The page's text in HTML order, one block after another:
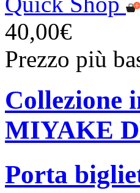
40,00€
Prezzo più
Collezione
MIYAKE
Porta